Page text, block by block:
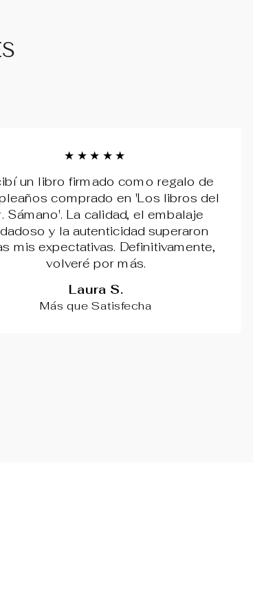
★★★★★
un libro firmado como regalo de
comprado en 'Los libros del
Sámano'. La calidad, el embalaje
y la autenticidad superaron
mis expectativas. Definitivamente,
volveré por más.
Laura S.
Más que Satisfecha